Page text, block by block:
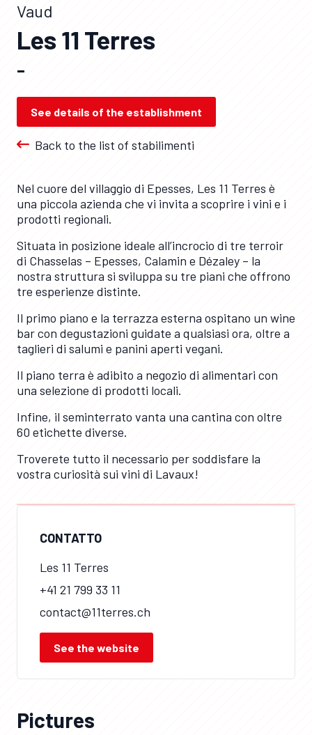
Vaud
Les 11 Terres
–
See details of the establishment
Back to the list of stabilimenti
CONTATTO
Les 11 Terres
+41 21 799 33 11
contact@11terres.ch
See the website
Nel cuore del villaggio di Epesses, Les 11 Terres è
una piccola azienda che vi invita a scoprire i vini e i
prodotti regionali.
Situata in posizione ideale all’incrocio di tre terroir
di Chasselas – Epesses, Calamin e Dézaley – la
nostra struttura si sviluppa su tre piani che offrono
tre esperienze distinte.
Il primo piano e la terrazza esterna ospitano un wine
bar con degustazioni guidate a qualsiasi ora, oltre a
taglieri di salumi e panini aperti vegani.
Il piano terra è adibito a negozio di alimentari con
una selezione di prodotti locali.
Infine, il seminterrato vanta una cantina con oltre
60 etichette diverse.
Troverete tutto il necessario per soddisfare la
vostra curiosità sui vini di Lavaux!
Pictures